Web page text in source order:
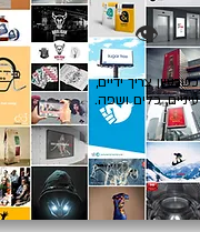
👁️
כשרעיון צריך ידיים,
עיניים, כלים ושפה.